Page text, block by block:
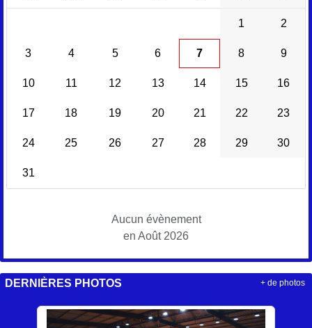
1 2
3 4 5 6 7 8 9
10 11 12 13 14 15 16
17 18 19 20 21 22 23
24 25 26 27 28 29 30
31
Aucun évènement
en Août 2026
DERNIÈRES PHOTOS + de photos